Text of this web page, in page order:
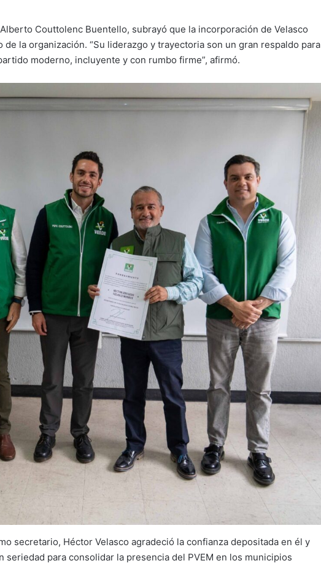
Couttolenc Buentello, subrayó que la incorporación de Velasco
la organización. “Su liderazgo y trayectoria son un gran respaldo para
moderno, incluyente y con rumbo firme”, afirmó.
secretario, Héctor Velasco agradeció la confianza depositada en él y
seriedad para consolidar la presencia del PVEM en los municipios